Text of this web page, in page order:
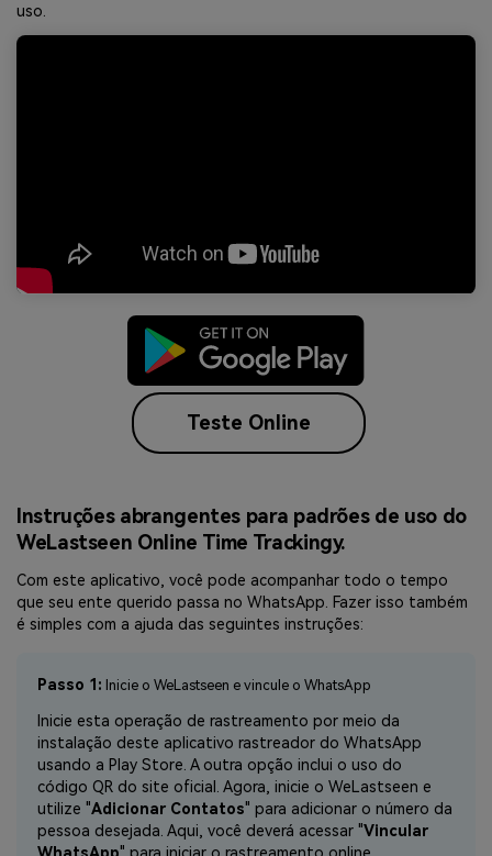
uso.
Teste Online
Instruções abrangentes para padrões de uso do
WeLastseen Online Time Trackingy.
Com este aplicativo, você pode acompanhar todo o tempo
que seu ente querido passa no WhatsApp. Fazer isso também
é simples com a ajuda das seguintes instruções:
Passo 1: Inicie o WeLastseen e vincule o WhatsApp
Inicie esta operação de rastreamento por meio da
instalação deste aplicativo rastreador do WhatsApp
usando a Play Store. A outra opção inclui o uso do
código QR do site oficial. Agora, inicie o WeLastseen e
utilize "Adicionar Contatos" para adicionar o número da
pessoa desejada. Aqui, você deverá acessar "Vincular